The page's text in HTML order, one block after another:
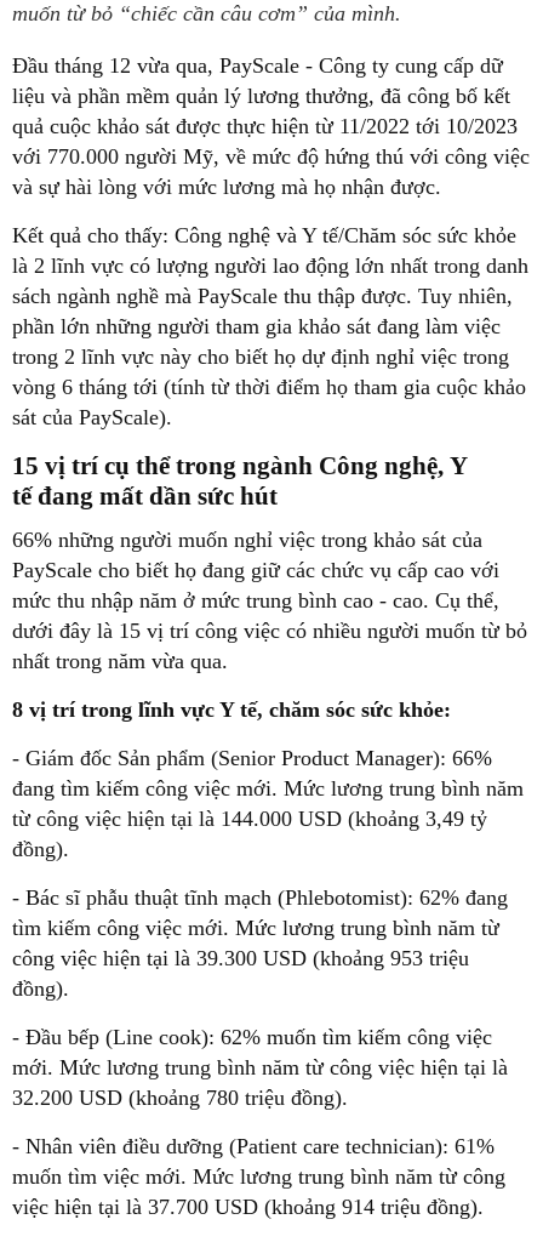
muốn từ bỏ “chiếc cần câu cơm” của mình.
Đầu tháng 12 vừa qua, PayScale - Công ty cung cấp dữ
liệu và phần mềm quản lý lương thưởng, đã công bố kết
quả cuộc khảo sát được thực hiện từ 11/2022 tới 10/2023
với 770.000 người Mỹ, về mức độ hứng thú với công việc
và sự hài lòng với mức lương mà họ nhận được.
Kết quả cho thấy: Công nghệ và Y tế/Chăm sóc sức khỏe
là 2 lĩnh vực có lượng người lao động lớn nhất trong danh
sách ngành nghề mà PayScale thu thập được. Tuy nhiên,
phần lớn những người tham gia khảo sát đang làm việc
trong 2 lĩnh vực này cho biết họ dự định nghỉ việc trong
vòng 6 tháng tới (tính từ thời điểm họ tham gia cuộc khảo
sát của PayScale).
15 vị trí cụ thể trong ngành Công nghệ, Y
tế đang mất dần sức hút
66% những người muốn nghỉ việc trong khảo sát của
PayScale cho biết họ đang giữ các chức vụ cấp cao với
mức thu nhập năm ở mức trung bình cao - cao. Cụ thể,
dưới đây là 15 vị trí công việc có nhiều người muốn từ bỏ
nhất trong năm vừa qua.
8 vị trí trong lĩnh vực Y tế, chăm sóc sức khỏe:
- Giám đốc Sản phẩm (Senior Product Manager): 66%
đang tìm kiếm công việc mới. Mức lương trung bình năm
từ công việc hiện tại là 144.000 USD (khoảng 3,49 tỷ
đồng).
- Bác sĩ phẫu thuật tĩnh mạch (Phlebotomist): 62% đang
tìm kiếm công việc mới. Mức lương trung bình năm từ
công việc hiện tại là 39.300 USD (khoảng 953 triệu
đồng).
- Đầu bếp (Line cook): 62% muốn tìm kiếm công việc
mới. Mức lương trung bình năm từ công việc hiện tại là
32.200 USD (khoảng 780 triệu đồng).
- Nhân viên điều dưỡng (Patient care technician): 61%
muốn tìm việc mới. Mức lương trung bình năm từ công
việc hiện tại là 37.700 USD (khoảng 914 triệu đồng).